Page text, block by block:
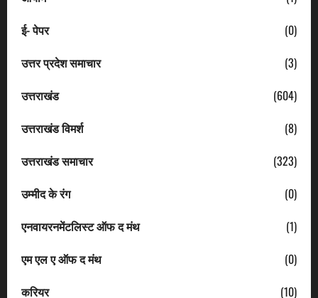
ई- पेपर
(0)
उत्तर प्रदेश समाचार
(3)
उत्तराखंड
(604)
उत्तराखंड विमर्श
(8)
उत्तराखंड समाचार
(323)
उम्मीद के रंग
(0)
एनवायरनमेंटलिस्ट ऑफ द मंथ
(1)
एम एल ए ऑफ द मंथ
(0)
करियर
(10)